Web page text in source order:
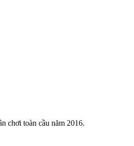
chơi toàn cầu năm 2016.